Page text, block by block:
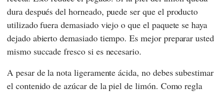
dura después del horneado, puede ser que el producto
utilizado fuera demasiado viejo o que el paquete se haya
dejado abierto demasiado tiempo. Es mejor preparar usted
mismo succade fresco si es necesario.
A pesar de la nota ligeramente ácida, no debes subestimar
el contenido de azúcar de la piel de limón. Como regla